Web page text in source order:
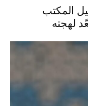
المكتب
لهجته